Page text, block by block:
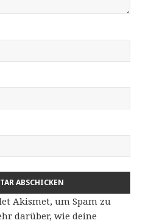
Akismet, um Spam zu
darüber, wie deine